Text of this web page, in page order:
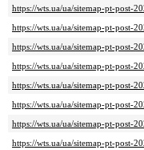
https://wts.ua/ua/sitemap-pt-post-
https://wts.ua/ua/sitemap-pt-post-
https://wts.ua/ua/sitemap-pt-post-
https://wts.ua/ua/sitemap-pt-post-
https://wts.ua/ua/sitemap-pt-post-
https://wts.ua/ua/sitemap-pt-post-
https://wts.ua/ua/sitemap-pt-post-
https://wts.ua/ua/sitemap-pt-post-